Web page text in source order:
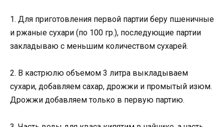
1. Для приготовления первой партии беру пшеничные
и ржаные сухари (по 100 гр.), последующие партии
закладываю с меньшим количеством сухарей.
2. В кастрюлю объемом 3 литра выкладываем
сухари, добавляем сахар, дрожжи и промытый изюм.
Дрожжи добавляем только в первую партию.